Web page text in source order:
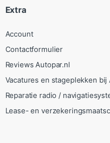
Extra
Account
Contactformulier
Reviews Autopar.nl
Vacatures en stageplekken bij
Reparatie radio /
Lease- en